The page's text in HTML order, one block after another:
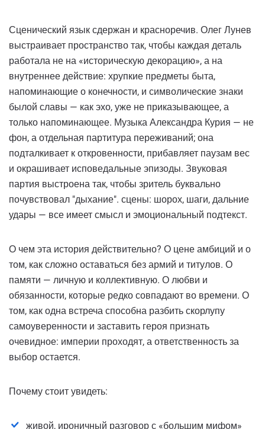
Сценический язык сдержан и красноречив. Олег Лунев
выстраивает пространство так, чтобы каждая деталь
работала не на «историческую декорацию», а на
внутреннее действие: хрупкие предметы быта,
напоминающие о конечности, и символические знаки
былой славы — как эхо, уже не приказывающее, а
только напоминающее. Музыка Александра Курия — не
фон, а отдельная партитура переживаний; она
подталкивает к откровенности, прибавляет паузам вес
и окрашивает исповедальные эпизоды. Звуковая
партия выстроена так, чтобы зритель буквально
почувствовал "дыхание". сцены: шорох, шаги, дальние
удары — все имеет смысл и эмоциональный подтекст.
О чем эта история действительно? О цене амбиций и о
том, как сложно оставаться без армий и титулов. О
памяти — личную и коллективную. О любви и
обязанности, которые редко совпадают во времени. О
том, как одна встреча способна разбить скорлупу
самоуверенности и заставить героя признать
очевидное: империи проходят, а ответственность за
выбор остается.
Почему стоит увидеть:
живой, ироничный разговор с «большим мифом»